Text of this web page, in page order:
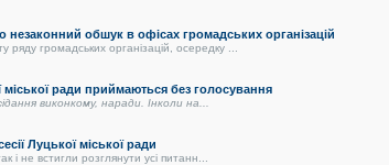
обшук в офісах громадських організацій
громадських організацій, осередку ...
міської ради приймаються без голосування
виконкому, наради. Інколи на...
Луцької міської ради
і не встигли розглянути усі питанн...